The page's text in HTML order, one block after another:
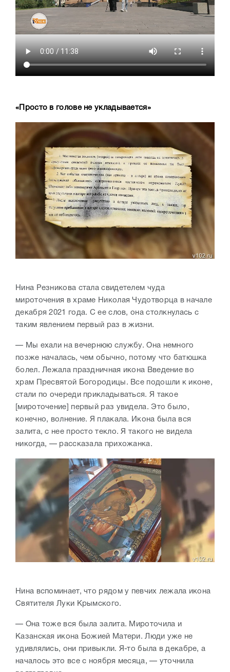
«Просто в голове не укладывается»
Нина Резникова стала свидетелем чуда
мироточения в храме Николая Чудотворца в начале
декабря 2021 года. С ее слов, она столкнулась с
таким явлением первый раз в жизни.
— Мы ехали на вечернюю службу. Она немного
позже началась, чем обычно, потому что батюшка
болел. Лежала праздничная икона Введение во
храм Пресвятой Богородицы. Все подошли к иконе,
стали по очереди прикладываться. Я такое
[мироточение] первый раз увидела. Это было,
конечно, волнение. Я плакала. Икона была вся
залита, с нее просто текло. Я такого не видела
никогда, — рассказала прихожанка.
Нина вспоминает, что рядом у певчих лежала икона
Святителя Луки Крымского.
— Она тоже вся была залита. Мироточила и
Казанская икона Божией Матери. Люди уже не
удивлялись, они привыкли. Я-то была в декабре, а
началось это все с ноября месяца, — уточнила